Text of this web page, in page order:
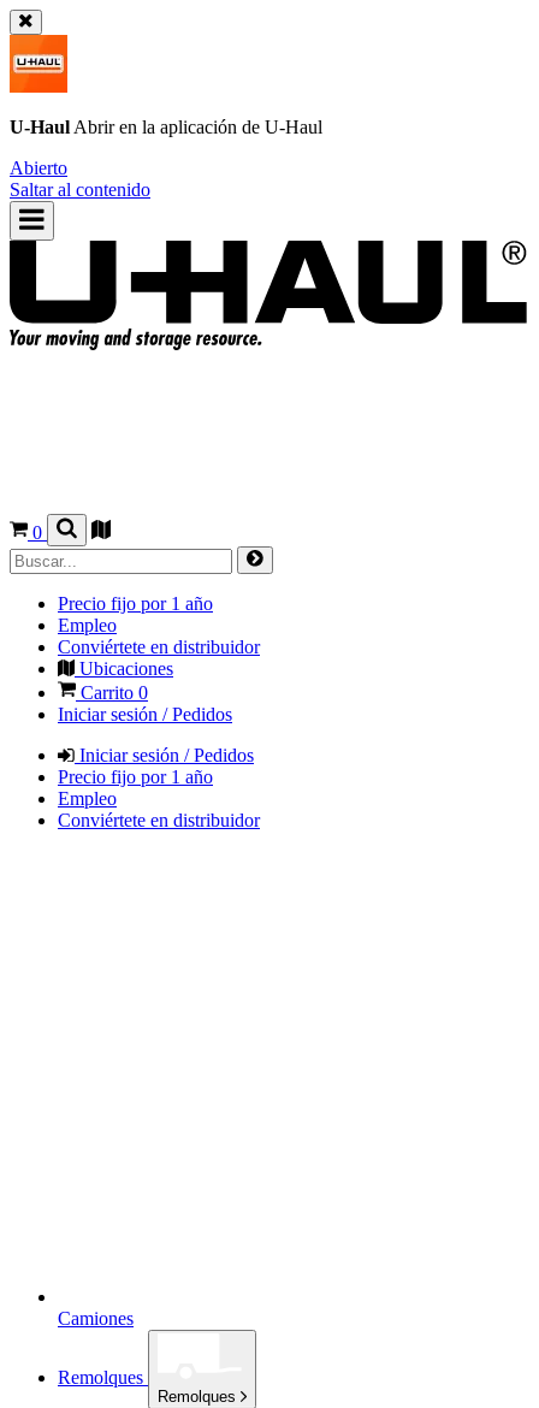
U-Haul Abrir en la aplicación de U-Haul
Abierto
Saltar al contenido
0
Precio fijo por 1 año
Empleo
Conviértete en distribuidor
Ubicaciones
Carrito 0
Iniciar sesión / Pedidos
Iniciar sesión / Pedidos
Precio fijo por 1 año
Empleo
Conviértete en distribuidor
Camiones
Remolques
Remolques